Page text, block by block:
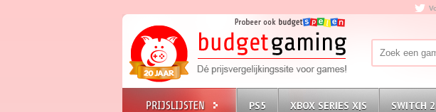
PS5 XBOX SERIES X|S SWITCH 2